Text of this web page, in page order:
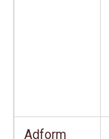
Adform